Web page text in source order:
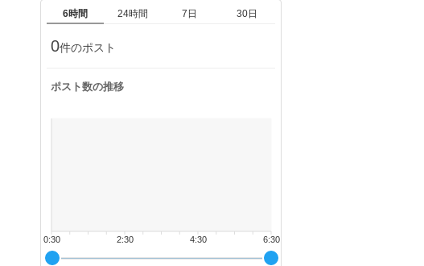
6時間 24時間 7日 30日
0件のポスト
ポスト数の推移
6:30
4:30
2:30
0:30